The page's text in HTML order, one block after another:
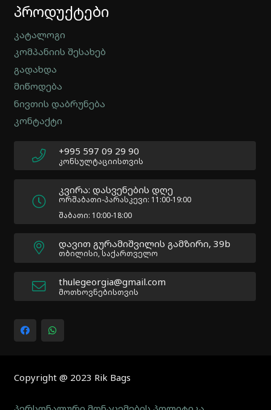
Hierarchic
Categories
in
Menu
-
Version
2.0.12
Author:
Atakan
Docs:
https://atakanau.blogspot.com/2021/01/automatic-
menu-
plugin.html
|
Active
Theme:
Impreza
Child
(Impreza-
Parent
(Impreza)
პროდუქტები
კატალოგი
კომპანიის შესახებ
გადახდა
მიწოდება
ნივთის დაბრუნება
კონტაქტი
+995 597 09 29 90
კონსულტაციისთვის
კვირა: დასვენების დღე
ორშაბათი-პარასკევი: 11:00-19:00
შაბათი: 10:00-18:00
დავით გურამიშვილის გამზირი, 39b
თბილისი, საქართველო
thulegeorgia@gmail.com
მოთხოვნებისთვის
Copyright @ 2023 Rik Bags